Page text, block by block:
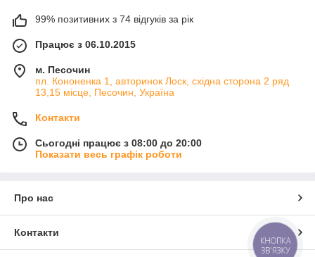
99% позитивних з 74 відгуків за рік
Працює з 06.10.2015
м. Песочин
пл. Кононенка 1, авторинок Лоск, східна сторона 2 ряд
13,15 місце, Песочин, Україна
Контакти
Сьогодні працює з 08:00 до 20:00
Показати весь графік роботи
Про нас
Контакти
КНОПКА
ЗВ'ЯЗКУ